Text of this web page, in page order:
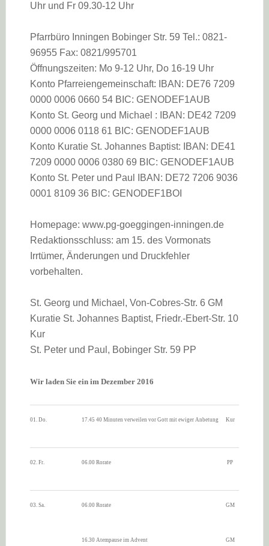
Uhr und Fr 09.30-12 Uhr
Pfarrbüro Inningen Bobinger Str. 59 Tel.: 0821-
96955 Fax: 0821/995701
Öffnungszeiten: Mo 9-12 Uhr, Do 16-19 Uhr
Konto Pfarreiengemeinschaft: IBAN: DE76 7209
0000 0006 0660 54 BIC: GENODEF1AUB
Konto St. Georg und Michael : IBAN: DE42 7209
0000 0006 0118 61 BIC: GENODEF1AUB
Konto Kuratie St. Johannes Baptist: IBAN: DE41
7209 0000 0006 0380 69 BIC: GENODEF1AUB
Konto St. Peter und Paul IBAN: DE72 7206 9036
0001 8109 36 BIC: GENODEF1BOI
Homepage: www.pg-goeggingen-inningen.de
Redaktionsschluss: am 15. des Vormonats
Irrtümer, Änderungen und Druckfehler
vorbehalten.
St. Georg und Michael, Von-Cobres-Str. 6 GM
Kuratie St. Johannes Baptist, Friedr.-Ebert-Str. 10
Kur
St. Peter und Paul, Bobinger Str. 59 PP
Wir laden Sie ein im Dezember 2016
01. Do. 17.45 40 Minuten verweilen vor Gott mit ewiger Anbetung Kur
02. Fr. 06.00 Rorate PP
03. Sa. 06.00 Rorate
16.30 Atempause im Advent
GM
GM